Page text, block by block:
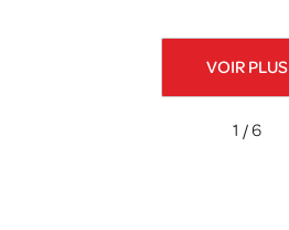
VOIR PLUS
1 / 6